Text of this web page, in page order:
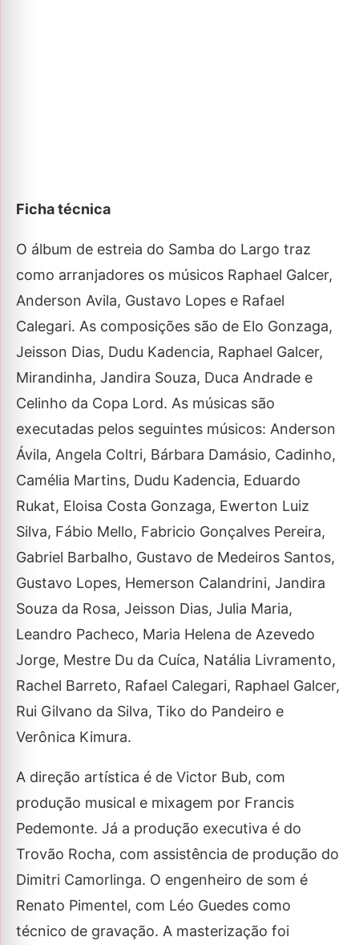
Ficha técnica
O álbum de estreia do Samba do Largo traz
como arranjadores os músicos Raphael Galcer,
Anderson Avila, Gustavo Lopes e Rafael
Calegari. As composições são de Elo Gonzaga,
Jeisson Dias, Dudu Kadencia, Raphael Galcer,
Mirandinha, Jandira Souza, Duca Andrade e
Celinho da Copa Lord. As músicas são
executadas pelos seguintes músicos: Anderson
Ávila, Angela Coltri, Bárbara Damásio, Cadinho,
Camélia Martins, Dudu Kadencia, Eduardo
Rukat, Eloisa Costa Gonzaga, Ewerton Luiz
Silva, Fábio Mello, Fabricio Gonçalves Pereira,
Gabriel Barbalho, Gustavo de Medeiros Santos,
Gustavo Lopes, Hemerson Calandrini, Jandira
Souza da Rosa, Jeisson Dias, Julia Maria,
Leandro Pacheco, Maria Helena de Azevedo
Jorge, Mestre Du da Cuíca, Natália Livramento,
Rachel Barreto, Rafael Calegari, Raphael Galcer,
Rui Gilvano da Silva, Tiko do Pandeiro e
Verônica Kimura.
A direção artística é de Victor Bub, com
produção musical e mixagem por Francis
Pedemonte. Já a produção executiva é do
Trovão Rocha, com assistência de produção do
Dimitri Camorlinga. O engenheiro de som é
Renato Pimentel, com Léo Guedes como
técnico de gravação. A masterização foi